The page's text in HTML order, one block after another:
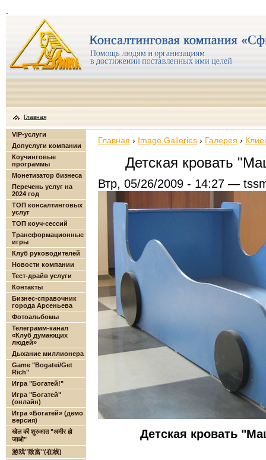
Главная
VIP-услуги
Допуслуги компании
Коучинговые
программы
Монетизатор бизнеса
Перечень услуг на
2024 год
ТОП консалтинговых
услуг
ТОП коуч-сессий
Трансформационные
игры
Клуб руководителей
Новости компании
Тест-драйв услуги
Контакты
Бизнес-справочник
города Арсеньева
Фотоальбомы
Телеграмм-канал
«Клуб думающих
людей»
Дыхание миллионера
Game "Bogatei/Get
Rich"
Игра "Богатей!"
Игра "Богатей"
(онлайн)
Игра «Богатей» (демо
версия)
खेल की शुरुआत "अमीर हो
जाओ"
游戏"致富"(在线)
Главная › Image Galleries › Галерея ›
Детская кровать
Втр, 05/26/2009 - 14:27 —
Детская кровать